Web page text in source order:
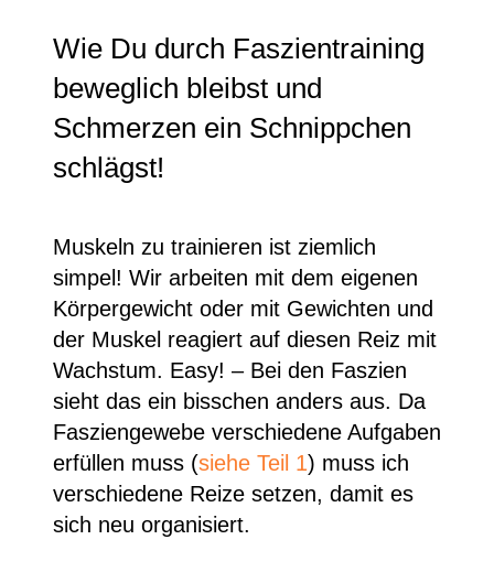
Wie Du durch Faszientraining
beweglich bleibst und
Schmerzen ein Schnippchen
schlägst!
Muskeln zu trainieren ist ziemlich
simpel! Wir arbeiten mit dem eigenen
Körpergewicht oder mit Gewichten und
der Muskel reagiert auf diesen Reiz mit
Wachstum. Easy! – Bei den Faszien
sieht das ein bisschen anders aus. Da
Fasziengewebe verschiedene Aufgaben
erfüllen muss (siehe Teil 1) muss ich
verschiedene Reize setzen, damit es
sich neu organisiert.